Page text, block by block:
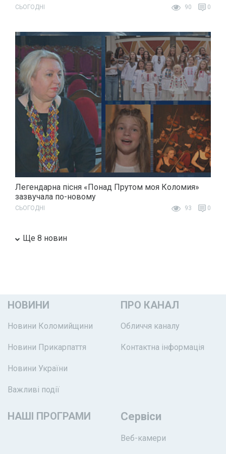
СЬОГОДНІ 90 0
Легендарна пісня «Понад Прутом моя Коломия»
зазвучала по-новому
СЬОГОДНІ 93 0
Ще 8 новин
НОВИНИ
Новини Коломийщини
Новини Прикарпаття
Новини України
Важливі події
ПРО КАНАЛ
Обличчя каналу
Контактна інформація
НАШІ ПРОГРАМИ Сервіси
Веб-камери